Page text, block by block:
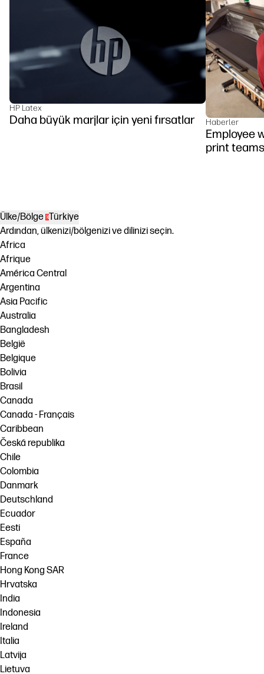
HP Latex
Daha büyük marjlar için yeni fırsatlar Haberler
Employee
print teams
Ülke/Bölge Türkiye
Ardından, ülkenizi/bölgenizi ve dilinizi seçin.
Africa
Afrique
América Central
Argentina
Asia Pacific
Australia
Bangladesh
België
Belgique
Bolivia
Brasil
Canada
Canada - Français
Caribbean
Česká republika
Chile
Colombia
Danmark
Deutschland
Ecuador
Eesti
España
France
Hong Kong SAR
Hrvatska
India
Indonesia
Ireland
Italia
Latvija
Lietuva